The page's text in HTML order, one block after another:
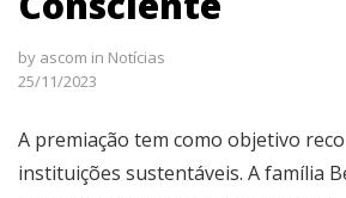
by ascom in Notícias
25/11/2023
A premiação tem como objetivo
instituições sustentáveis. A família